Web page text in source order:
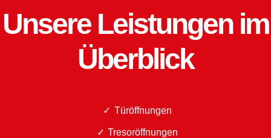
Unsere Leistungen im
Überblick
Türöffnungen
Tresoröffnungen